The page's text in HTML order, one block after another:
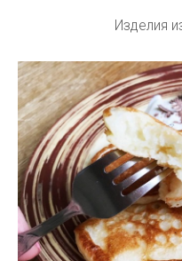
Изделия